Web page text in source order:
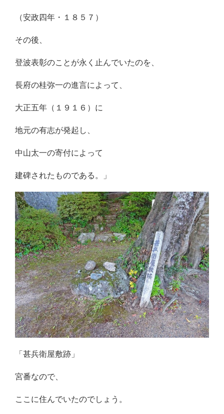
（安政四年・１８５７）
その後、
登波表彰のことが永く止んでいたのを、
長府の桂弥一の進言によって、
大正五年（１９１６）に
地元の有志が発起し、
中山太一の寄付によって
建碑されたものである。」
「甚兵衛屋敷跡」
宮番なので、
ここに住んでいたのでしょう。